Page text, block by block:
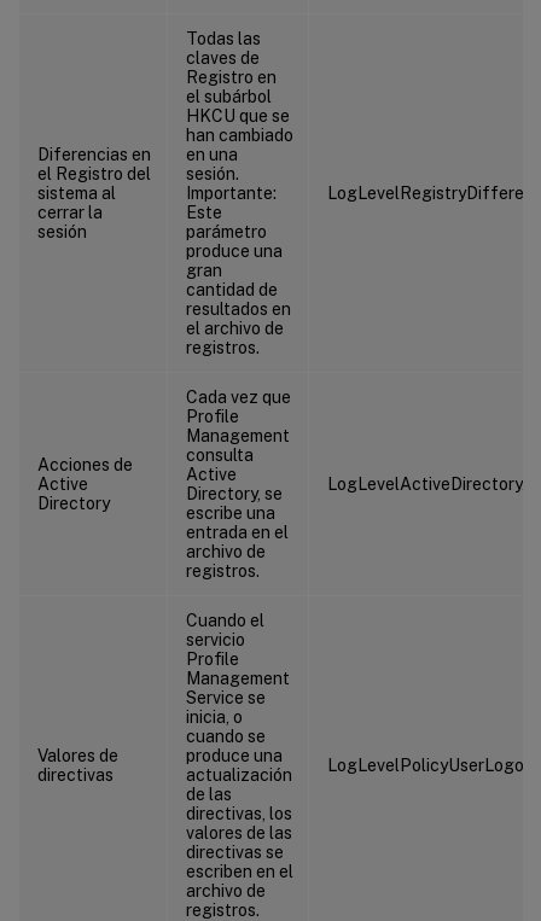
Diferencias en
el Registro del
sistema al
cerrar la
sesión
Todas las
claves de
Registro en
el subárbol
HKCU que se
han cambiado
en una
sesión.
Importante:
Este
parámetro
produce una
gran
cantidad de
resultados en
el archivo de
registros.
Acciones de
Active
Directory
Cada vez que
Profile
Management
consulta
Active
Directory, se
escribe una
entrada en el
archivo de
registros.
Valores de
directivas
Cuando el
servicio
Profile
Management
Service se
inicia, o
cuando se
produce una
actualización
de las
directivas, los
valores de las
directivas se
escriben en el
archivo de
registros.
LogLevelPolicyUserLogon